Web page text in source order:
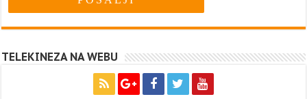
TELEKINEZA NA WEBU